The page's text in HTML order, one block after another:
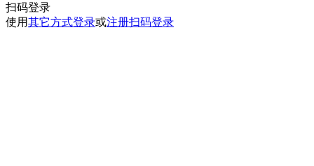
扫码登录
使用其它方式登录或注册扫码登录